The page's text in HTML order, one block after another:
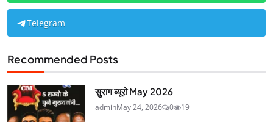
Telegram
Recommended Posts
सुराग ब्यूरो May 2026
adminMay 24, 2026 0 19